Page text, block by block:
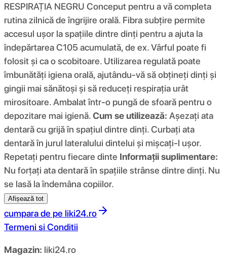
RESPIRAȚIA NEGRU Conceput pentru a vă completa
rutina zilnică de îngrijire orală. Fibra subțire permite
accesul ușor la spațiile dintre dinți pentru a ajuta la
îndepărtarea C105 acumulată, de ex. Vârful poate fi
folosit și ca o scobitoare. Utilizarea regulată poate
îmbunătăți igiena orală, ajutându-vă să obțineți dinți și
gingii mai sănătoși și să reduceți respirația urât
mirositoare. Ambalat într-o pungă de sfoară pentru o
depozitare mai igienă.Cum se utilizează: Așezați ata
dentară cu grijă în spațiul dintre dinți. Curbați ata
dentară în jurul lateralului dintelui și mișcați-l ușor.
Repetați pentru fiecare dinte Informații suplimentare:
Nu forțați ata dentară în spațiile strânse dintre dinți. Nu
se lasă la îndemâna copiilor.
Afișează tot
cumpara de pe liki24.ro
Termeni si Conditii
Magazin: liki24.ro